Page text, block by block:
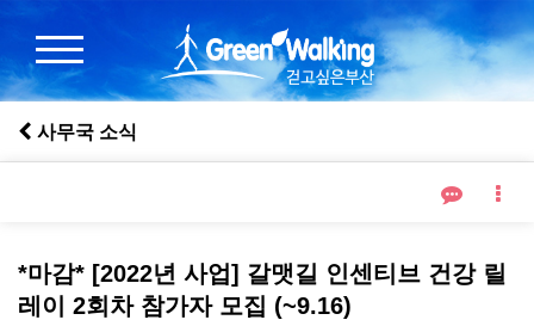
사무국 소식
*마감* [2022년 사업] 갈맷길 인센티브 건강 릴
레이 2회차 참가자 모집 (~9.16)